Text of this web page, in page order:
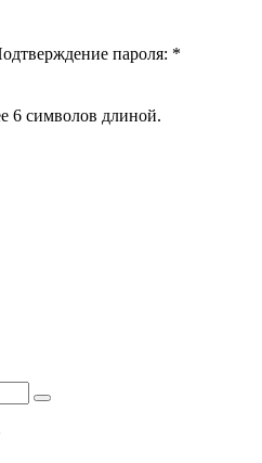
пароля: *
6 символов длиной.